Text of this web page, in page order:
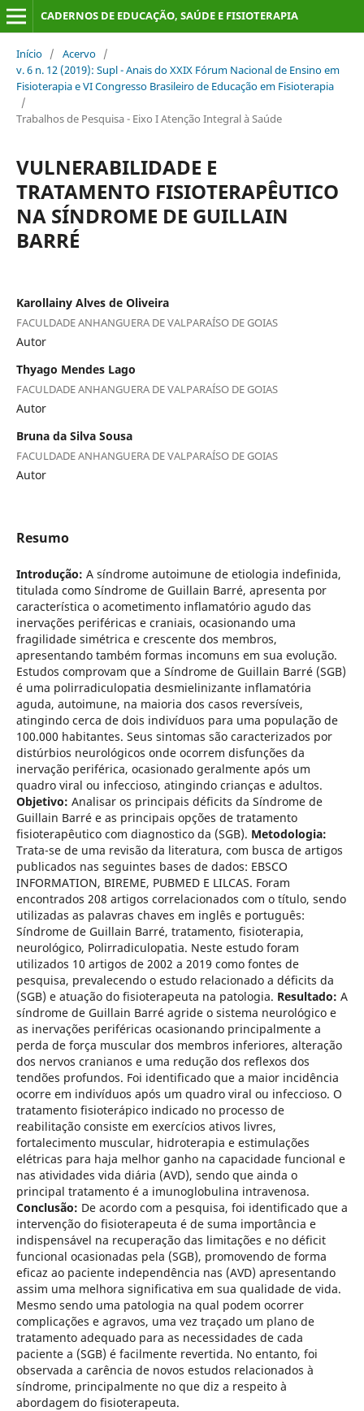
CADERNOS DE EDUCAÇÃO, SAÚDE E FISIOTERAPIA
Início / Acervo /
v. 6 n. 12 (2019): Supl - Anais do XXIX Fórum Nacional de Ensino em
Fisioterapia e VI Congresso Brasileiro de Educação em Fisioterapia
/
Trabalhos de Pesquisa - Eixo I Atenção Integral à Saúde
VULNERABILIDADE E
TRATAMENTO FISIOTERAPÊUTICO
NA SÍNDROME DE GUILLAIN
BARRÉ
Karollainy Alves de Oliveira
FACULDADE ANHANGUERA DE VALPARAÍSO DE GOIAS
Autor
Thyago Mendes Lago
FACULDADE ANHANGUERA DE VALPARAÍSO DE GOIAS
Autor
Bruna da Silva Sousa
FACULDADE ANHANGUERA DE VALPARAÍSO DE GOIAS
Autor
Resumo
Introdução: A síndrome autoimune de etiologia indefinida,
titulada como Síndrome de Guillain Barré, apresenta por
característica o acometimento inflamatório agudo das
inervações periféricas e craniais, ocasionando uma
fragilidade simétrica e crescente dos membros,
apresentando também formas incomuns em sua evolução.
Estudos comprovam que a Síndrome de Guillain Barré (SGB)
é uma polirradiculopatia desmielinizante inflamatória
aguda, autoimune, na maioria dos casos reversíveis,
atingindo cerca de dois indivíduos para uma população de
100.000 habitantes. Seus sintomas são caracterizados por
distúrbios neurológicos onde ocorrem disfunções da
inervação periférica, ocasionado geralmente após um
quadro viral ou infeccioso, atingindo crianças e adultos.
Objetivo: Analisar os principais déficits da Síndrome de
Guillain Barré e as principais opções de tratamento
fisioterapêutico com diagnostico da (SGB). Metodologia:
Trata-se de uma revisão da literatura, com busca de artigos
publicados nas seguintes bases de dados: EBSCO
INFORMATION, BIREME, PUBMED E LILCAS. Foram
encontrados 208 artigos correlacionados com o título, sendo
utilizadas as palavras chaves em inglês e português:
Síndrome de Guillain Barré, tratamento, fisioterapia,
neurológico, Polirradiculopatia. Neste estudo foram
utilizados 10 artigos de 2002 a 2019 como fontes de
pesquisa, prevalecendo o estudo relacionado a déficits da
(SGB) e atuação do fisioterapeuta na patologia. Resultado: A
síndrome de Guillain Barré agride o sistema neurológico e
as inervações periféricas ocasionando principalmente a
perda de força muscular dos membros inferiores, alteração
dos nervos cranianos e uma redução dos reflexos dos
tendões profundos. Foi identificado que a maior incidência
ocorre em indivíduos após um quadro viral ou infeccioso. O
tratamento fisioterápico indicado no processo de
reabilitação consiste em exercícios ativos livres,
fortalecimento muscular, hidroterapia e estimulações
elétricas para haja melhor ganho na capacidade funcional e
nas atividades vida diária (AVD), sendo que ainda o
principal tratamento é a imunoglobulina intravenosa.
Conclusão: De acordo com a pesquisa, foi identificado que a
intervenção do fisioterapeuta é de suma importância e
indispensável na recuperação das limitações e no déficit
funcional ocasionadas pela (SGB), promovendo de forma
eficaz ao paciente independência nas (AVD) apresentando
assim uma melhora significativa em sua qualidade de vida.
Mesmo sendo uma patologia na qual podem ocorrer
complicações e agravos, uma vez traçado um plano de
tratamento adequado para as necessidades de cada
paciente a (SGB) é facilmente revertida. No entanto, foi
observada a carência de novos estudos relacionados à
síndrome, principalmente no que diz a respeito à
abordagem do fisioterapeuta.